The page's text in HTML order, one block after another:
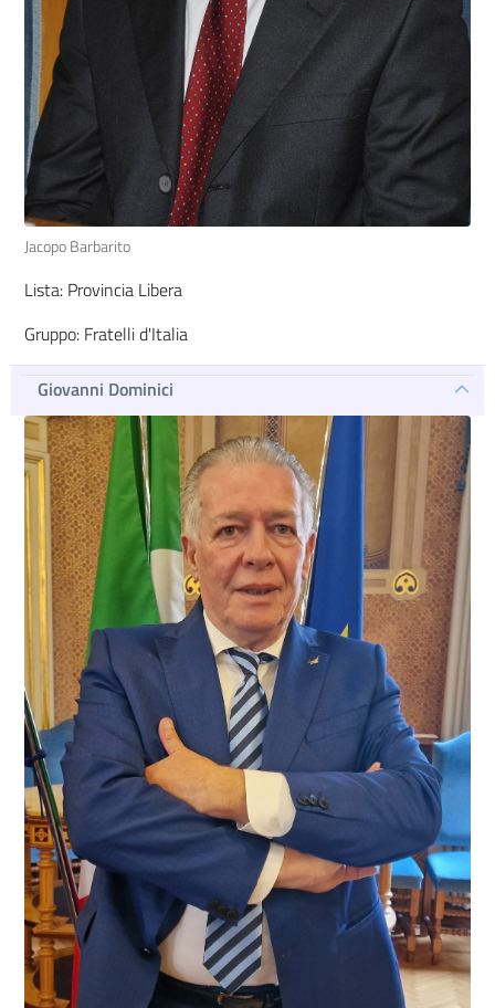
Jacopo Barbarito
Lista: Provincia Libera
Gruppo: Fratelli d'Italia
Giovanni Dominici